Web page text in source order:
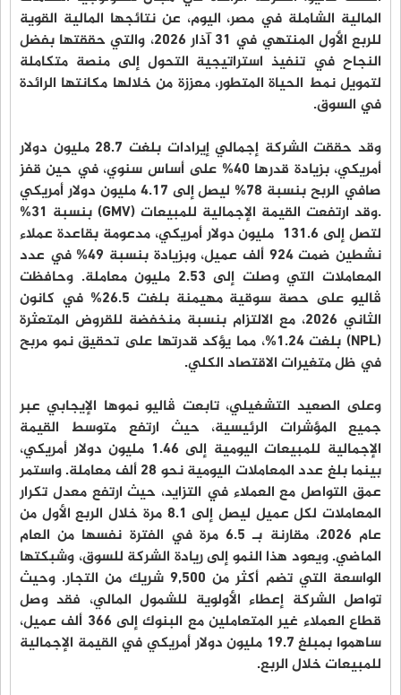
المالية الشاملة في مصر، اليوم، عن نتائجها المالية القوية
للربع الأول المنتهي في 31 آذار 2026، والتي حققتها بفضل
النجاح في تنفيذ استراتيجية التحول إلى منصة متكاملة
لتمويل نمط الحياة المتطور، معززة من خلالها مكانتها الرائدة
في السوق.
وقد حققت الشركة إجمالي إيرادات بلغت 28.7 مليون دولار
أمريكي، بزيادة قدرها 40% على أساس سنوي، في حين قفز
صافي الربح بنسبة 78% ليصل إلى 4.17 مليون دولار أمريكي
.وقد ارتفعت القيمة الإجمالية للمبيعات (GMV) بنسبة 31%
لتصل إلى 131.6 مليون دولار أمريكي، مدعومة بقاعدة عملاء
نشطين ضمت 924 ألف عميل، وبزيادة بنسبة 49% في عدد
المعاملات التي وصلت إلى 2.53 مليون معاملة. وحافظت
ڤاليو على حصة سوقية مهيمنة بلغت 26.5% في كانون
الثاني 2026، مع الالتزام بنسبة منخفضة للقروض المتعثرة
(NPL) بلغت 1.24%، مما يؤكد قدرتها على تحقيق نمو مربح
في ظل متغيرات الاقتصاد الكلي.
وعلى الصعيد التشغيلي، تابعت ڤاليو نموها الإيجابي عبر
جميع المؤشرات الرئيسية، حيث ارتفع متوسط القيمة
الإجمالية للمبيعات اليومية إلى 1.46 مليون دولار أمريكي،
بينما بلغ عدد المعاملات اليومية نحو 28 ألف معاملة. واستمر
عمق التواصل مع العملاء في التزايد، حيث ارتفع معدل تكرار
المعاملات لكل عميل ليصل إلى 8.1 مرة خلال الربع الأول من
عام 2026، مقارنة بـ 6.5 مرة في الفترة نفسها من العام
الماضي. ويعود هذا النمو إلى ريادة الشركة للسوق، وشبكتها
الواسعة التي تضم أكثر من 9,500 شريك من التجار. وحيث
تواصل الشركة إعطاء الأولوية للشمول المالي، فقد وصل
قطاع العملاء غير المتعاملين مع البنوك إلى 366 ألف عميل،
ساهموا بمبلغ 19.7 مليون دولار أمريكي في القيمة الإجمالية
للمبيعات خلال الربع.